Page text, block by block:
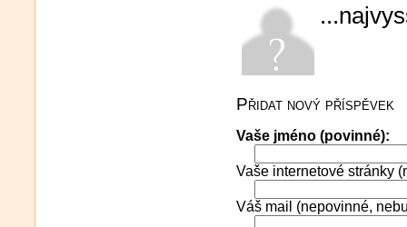
Přidat nový příspěvek
Vaše jméno (povinné):
Vaše internetové stránky
Váš mail (nepovinné,